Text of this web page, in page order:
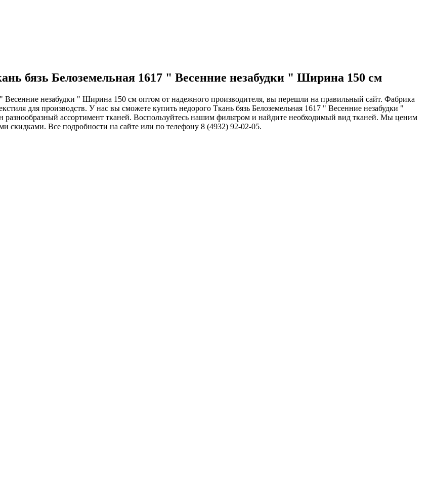
бязь Белоземельная 1617 " Весенние незабудки " Ширина 150 см
" Весенние незабудки " Ширина 150 см оптом от надежного производителя, вы перешли на правильный сайт. Фабрика
для производств. У нас вы сможете купить недорого Ткань бязь Белоземельная 1617 " Весенние незабудки "
ассортимент тканей. Воспользуйтесь нашим фильтром и найдите необходимый вид тканей. Мы ценим
Все подробности на сайте или по телефону 8 (4932) 92-02-05.